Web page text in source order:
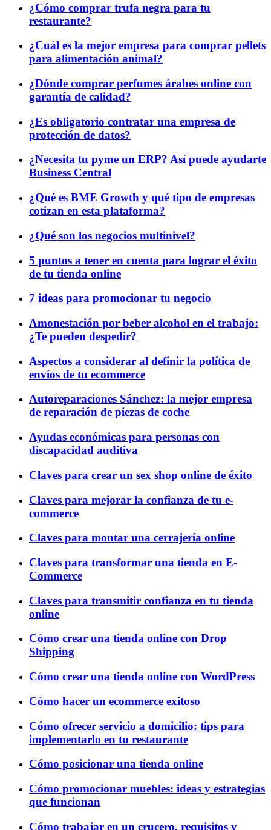
¿Cómo comprar trufa negra para tu
restaurante?
¿Cuál es la mejor empresa para comprar pellets
para alimentación animal?
¿Dónde comprar perfumes árabes online con
garantía de calidad?
¿Es obligatorio contratar una empresa de
protección de datos?
¿Necesita tu pyme un ERP? Así puede ayudarte
Business Central
¿Qué es BME Growth y qué tipo de empresas
cotizan en esta plataforma?
¿Qué son los negocios multinivel?
5 puntos a tener en cuenta para lograr el éxito
de tu tienda online
7 ideas para promocionar tu negocio
Amonestación por beber alcohol en el trabajo:
¿Te pueden despedir?
Aspectos a considerar al definir la política de
envíos de tu ecommerce
Autoreparaciones Sánchez: la mejor empresa
de reparación de piezas de coche
Ayudas económicas para personas con
discapacidad auditiva
Claves para crear un sex shop online de éxito
Claves para mejorar la confianza de tu e-
commerce
Claves para montar una cerrajería online
Claves para transformar una tienda en E-
Commerce
Claves para transmitir confianza en tu tienda
online
Cómo crear una tienda online con Drop
Shipping
Cómo crear una tienda online con WordPress
Cómo hacer un ecommerce exitoso
Cómo ofrecer servicio a domicilio: tips para
implementarlo en tu restaurante
Cómo posicionar una tienda online
Cómo promocionar muebles: ideas y estrategias
que funcionan
Cómo trabajar en un crucero, requisitos y